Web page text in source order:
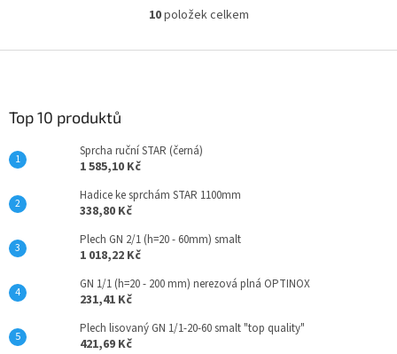
O
l
í
p
v
v
i
u
10položek celkem
Top 10 produktů
Sprcha ruční STAR (černá)
1 585,10 Kč
Hadice ke sprchám STAR 1100mm
338,80 Kč
Plech GN 2/1 (h=20 - 60mm) smalt
1 018,22 Kč
GN 1/1 (h=20 - 200 mm) nerezová plná OPTINOX
231,41 Kč
Plech lisovaný GN 1/1-20-60 smalt "top quality"
421,69 Kč